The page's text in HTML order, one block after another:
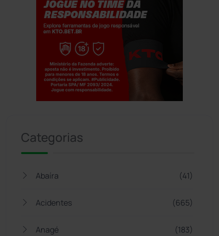
Categorias
Abaíra (41)
Acidentes (665)
Anagé (183)